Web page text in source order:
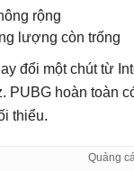
rộng
lượng còn trống
đổi một chút từ
PUBG hoàn toàn
thiểu.